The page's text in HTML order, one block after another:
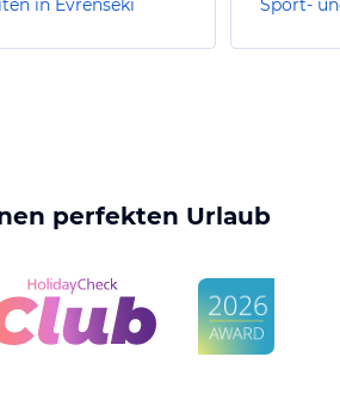
in Evrenseki
perfekten Urlaub